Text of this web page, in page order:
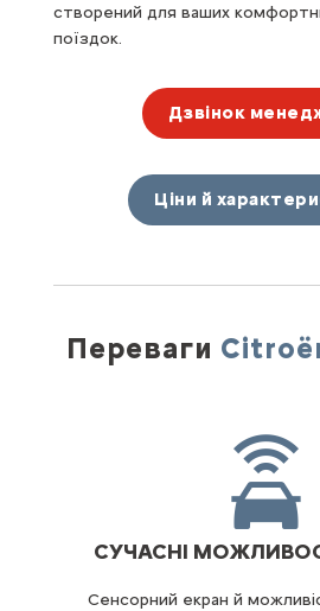
створений для ваших
поїздок.
Дзвінок
Ціни й
Переваги
СУЧАСНІ
Сенсорний екран й